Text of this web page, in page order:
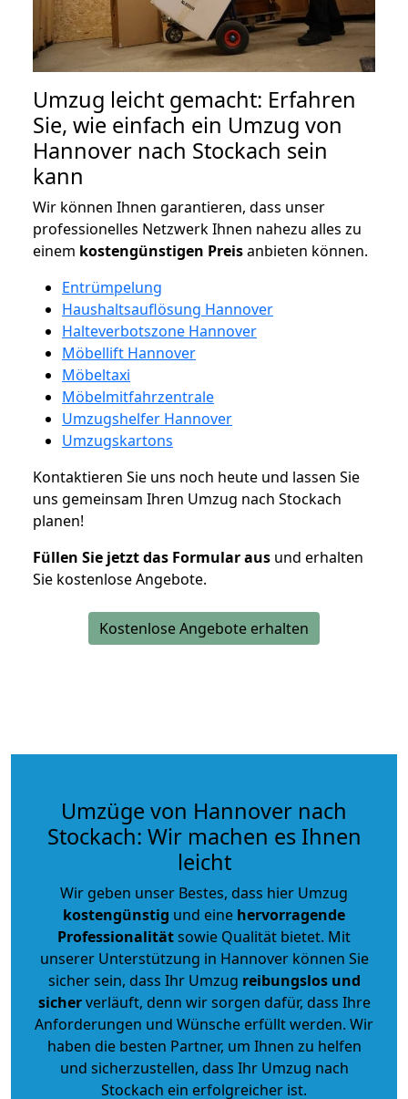
Umzug leicht gemacht: Erfahren
Sie, wie einfach ein Umzug von
Hannover nach Stockach sein
kann
Wir können Ihnen garantieren, dass unser
professionelles Netzwerk Ihnen nahezu alles zu
einem kostengünstigen Preisanbieten können.
Entrümpelung
Haushaltsauflösung Hannover
Halteverbotszone Hannover
Möbellift Hannover
Möbeltaxi
Möbelmitfahrzentrale
Umzugshelfer Hannover
Umzugskartons
Kontaktieren Sie uns noch heute und lassen Sie
uns gemeinsam Ihren Umzug nach Stockach
planen!
Füllen Sie jetzt das Formular aus und erhalten
Sie kostenlose Angebote.
Kostenlose Angebote erhalten
Umzüge von Hannover nach
Stockach: Wir machen es Ihnen
leicht
Wir geben unser Bestes, dass hier Umzug
kostengünstig und eine hervorragende
Professionalitätsowie Qualität bietet. Mit
unserer Unterstützung in Hannover können Sie
sicher sein, dass Ihr Umzug reibungslos und
sicherverläuft, denn wir sorgen dafür, dass Ihre
Anforderungen und Wünsche erfüllt werden. Wir
haben die besten Partner, um Ihnen zu helfen
und sicherzustellen, dass Ihr Umzug nach
Stockach ein erfolgreicher ist.